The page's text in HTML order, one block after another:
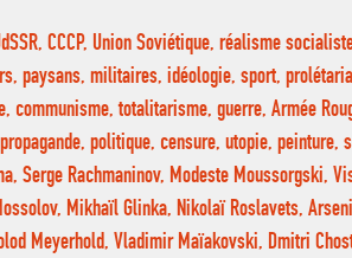
CCCP, Union Soviétique, réalisme
paysans, militaires, idéologie, sport,
communisme, totalitarisme, guerre, Armée
politique, censure, utopie, peinture,
Serge Rachmaninov, Modeste Moussorgski,
Mikhaïl Glinka, Nikolaï Roslavets,
Meyerhold, Vladimir Maïakovski, Dmitri